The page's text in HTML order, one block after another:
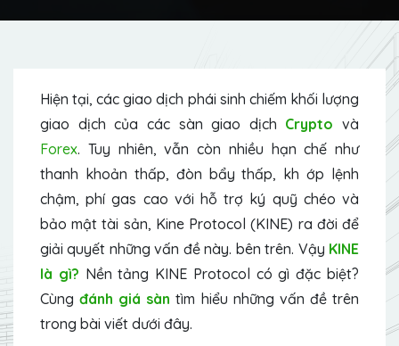
Hiện tại, các giao dịch phái sinh chiếm khối lượng
giao dịch của các sàn giao dịch Crypto và
Forex. Tuy nhiên, vẫn còn nhiều hạn chế như
thanh khoản thấp, đòn bẩy thấp, kh ớp lệnh
chậm, phí gas cao với hỗ trợ ký quỹ chéo và
bảo mật tài sản, Kine Protocol (KINE) ra đời để
giải quyết những vấn đề này. bên trên. Vậy KINE
là gì? Nền tảng KINE Protocol có gì đặc biệt?
Cùngđánh giá sàn tìm hiểu những vấn đề trên
trong bài viết dưới đây.